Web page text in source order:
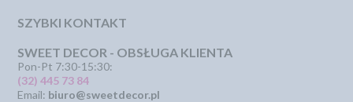
SZYBKI KONTAKT
SWEET DECOR - OBSŁUGA KLIENTA
Pon-Pt 7:30-15:30:
(32) 445 73 84
Email: biuro@sweetdecor.pl